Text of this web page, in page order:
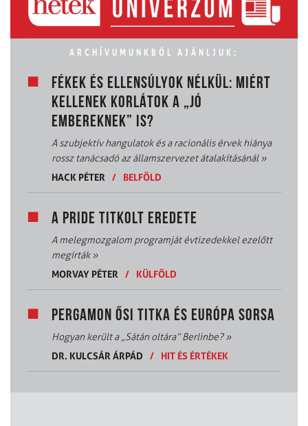
ARCHÍVUMUNKBÓL AJÁNLJUK:
FÉKEK ÉS ELLENSÚLYOK NÉLKÜL: MIÉRT
KELLENEK KORLÁTOK A „JÓ
EMBEREKNEK” IS?
A szubjektív hangulatok és a racionális érvek hiánya
rossz tanácsadó az államszervezet átalakításánál»
HACK PÉTER
/ BELFÖLD
A PRIDE TITKOLT EREDETE
A melegmozgalom programját évtizedekkel ezelőtt
megírták»
MORVAY PÉTER
/ KÜLFÖLD
PERGAMON ŐSI TITKA ÉS EURÓPA SORSA
Hogyan került a „Sátán oltára” Berlinbe?»
DR. KULCSÁR ÁRPÁD
/ HIT ÉS ÉRTÉKEK